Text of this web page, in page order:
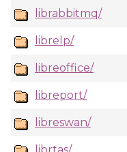
librabbitmq/
librelp/
libreoffice/
libreport/
libreswan/